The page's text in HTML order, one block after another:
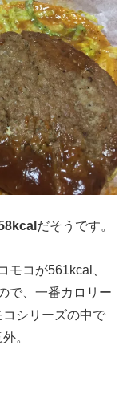
だそうです。
モコが561kcal、
で、一番カロリー
シリーズの中で
。